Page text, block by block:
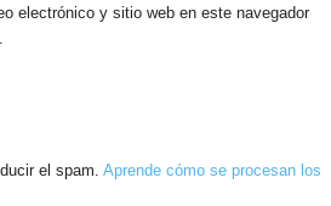
electrónico y sitio web en este navegador
el spam. Aprende cómo se procesan los